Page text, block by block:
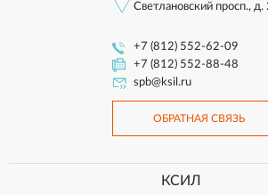
Светлановский просп., д.
+7 (812) 552-62-09
+7 (812) 552-88-48
spb@ksil.ru
ОБРАТНАЯ СВЯЗЬ
КСИЛ